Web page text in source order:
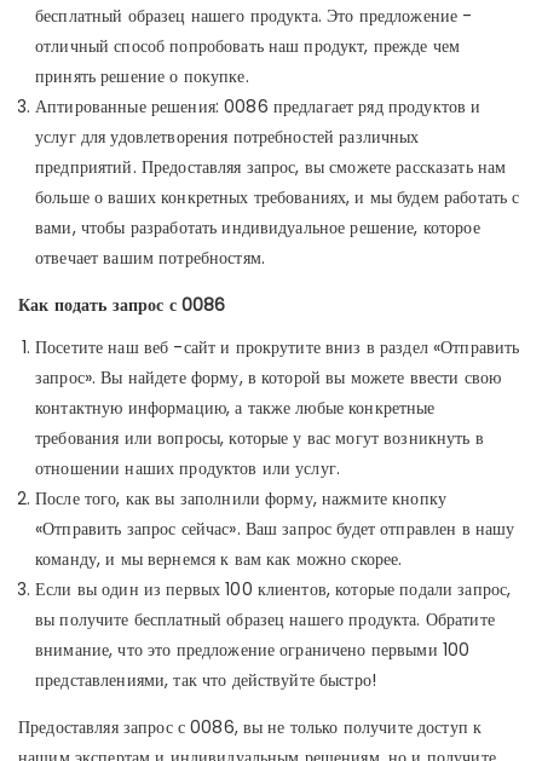
бесплатный образец нашего продукта. Это предложение -
отличный способ попробовать наш продукт, прежде чем
принять решение о покупке.
Аптированные решения: 0086 предлагает ряд продуктов и
услуг для удовлетворения потребностей различных
предприятий. Предоставляя запрос, вы сможете рассказать нам
больше о ваших конкретных требованиях, и мы будем работать с
вами, чтобы разработать индивидуальное решение, которое
отвечает вашим потребностям.
Как подать запрос с 0086
Посетите наш веб -сайт и прокрутите вниз в раздел «Отправить
запрос». Вы найдете форму, в которой вы можете ввести свою
контактную информацию, а также любые конкретные
требования или вопросы, которые у вас могут возникнуть в
отношении наших продуктов или услуг.
После того, как вы заполнили форму, нажмите кнопку
«Отправить запрос сейчас». Ваш запрос будет отправлен в нашу
команду, и мы вернемся к вам как можно скорее.
Если вы один из первых 100 клиентов, которые подали запрос,
вы получите бесплатный образец нашего продукта. Обратите
внимание, что это предложение ограничено первыми 100
представлениями, так что действуйте быстро!
Предоставляя запрос с 0086, вы не только получите доступ к